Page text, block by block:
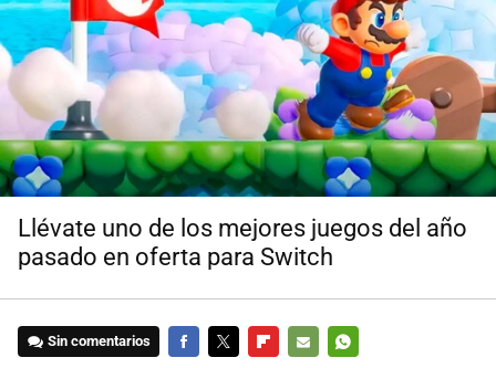
Llévate uno de los mejores juegos del año
pasado en oferta para Switch
Sin comentarios